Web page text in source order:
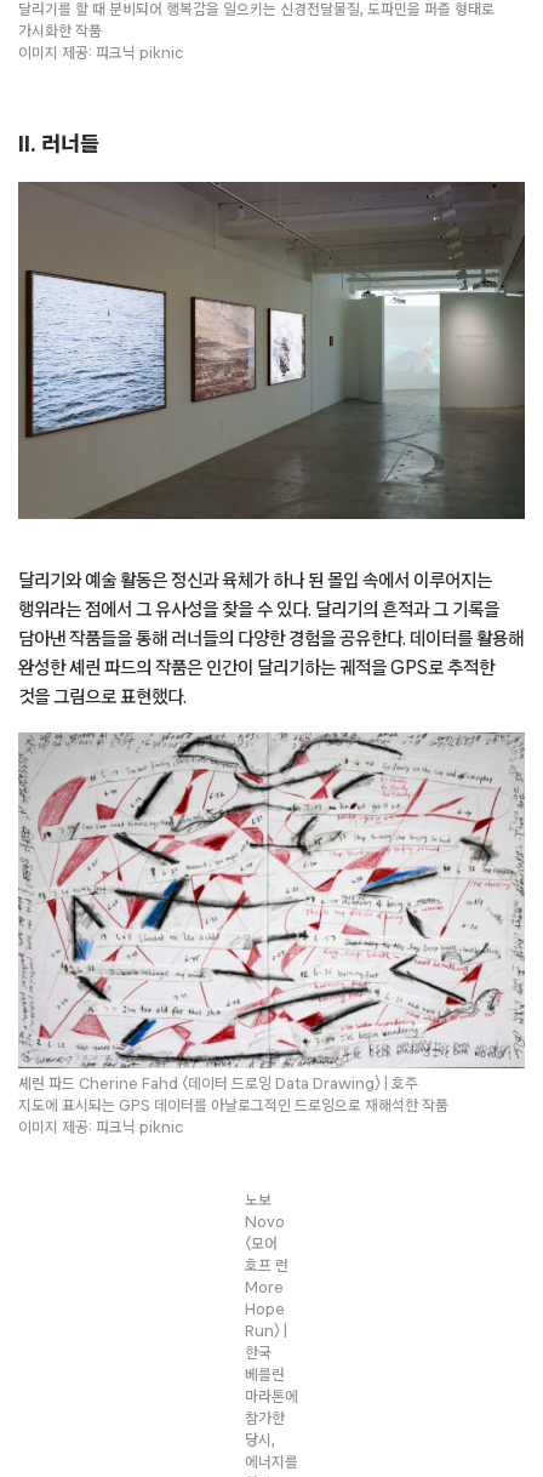
달리기를 할 때 분비되어 행복감을 일으키는 신경전달물질, 도파민을 퍼즐 형태로
가시화한 작품
이미지 제공: 피크닉 piknic
II. 러너들
달리기와 예술 활동은 정신과 육체가 하나 된 몰입 속에서 이루어지는
행위라는 점에서 그 유사성을 찾을 수 있다. 달리기의 흔적과 그 기록을
담아낸 작품들을 통해 러너들의 다양한 경험을 공유한다. 데이터를 활용해
완성한 셰린 파드의 작품은 인간이 달리기하는 궤적을 GPS로 추적한
것을 그림으로 표현했다.
셰린 파드 Cherine Fahd 〈데이터 드로잉 Data Drawing〉 | 호주
지도에 표시되는 GPS 데이터를 아날로그적인 드로잉으로 재해석한 작품
이미지 제공: 피크닉 piknic